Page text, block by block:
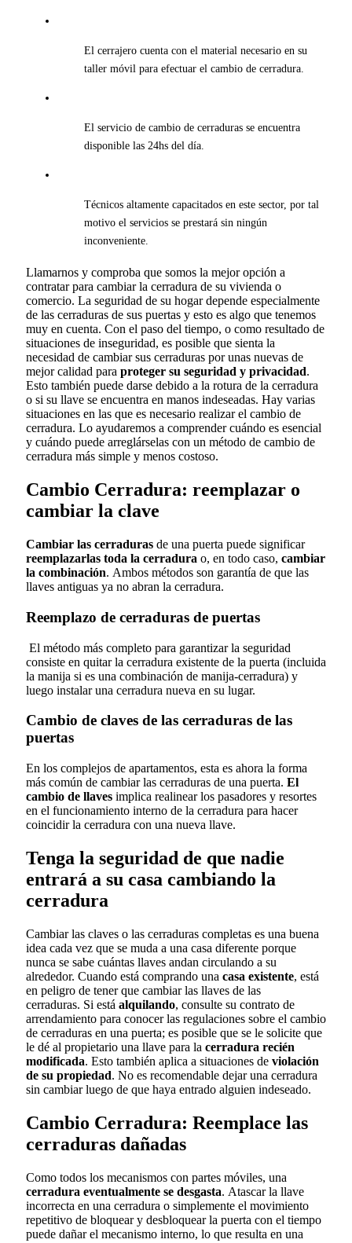
El cerrajero cuenta con el material necesario en su
taller móvil para efectuar el cambio de cerradura.
El servicio de cambio de cerraduras se encuentra
disponible las 24hs del día.
Técnicos altamente capacitados en este sector, por tal
motivo el servicios se prestará sin ningún
inconveniente.
Llamarnos y comproba que somos la mejor opción a
contratar para cambiar la cerradura de su vivienda o
comercio. La seguridad de su hogar depende especialmente
de las cerraduras de sus puertas y esto es algo que tenemos
muy en cuenta. Con el paso del tiempo, o como resultado de
situaciones de inseguridad, es posible que sienta la
necesidad de cambiar sus cerraduras por unas nuevas de
mejor calidad para proteger su seguridad y privacidad.
Esto también puede darse debido a la rotura de la cerradura
o si su llave se encuentra en manos indeseadas. Hay varias
situaciones en las que es necesario realizar el cambio de
cerradura. Lo ayudaremos a comprender cuándo es esencial
y cuándo puede arreglárselas con un método de cambio de
cerradura más simple y menos costoso.
Cambio Cerradura: reemplazar o
cambiar la clave
Cambiar las cerraduras de una puerta puede significar
reemplazarlas toda la cerradura o, en todo caso, cambiar
la combinación. Ambos métodos son garantía de que las
llaves antiguas ya no abran la cerradura.
Reemplazo de cerraduras de puertas
El método más completo para garantizar la seguridad
consiste en quitar la cerradura existente de la puerta (incluida
la manija si es una combinación de manija-cerradura) y
luego instalar una cerradura nueva en su lugar.
Cambio de claves de las cerraduras de las
puertas
En los complejos de apartamentos, esta es ahora la forma
más común de cambiar las cerraduras de una puerta. El
cambio de llaves implica realinear los pasadores y resortes
en el funcionamiento interno de la cerradura para hacer
coincidir la cerradura con una nueva llave.
Tenga la seguridad de que nadie
entrará a su casa cambiando la
cerradura
Cambiar las claves o las cerraduras completas es una buena
idea cada vez que se muda a una casa diferente porque
nunca se sabe cuántas llaves andan circulando a su
alrededor. Cuando está comprando una casa existente, está
en peligro de tener que cambiar las llaves de las
cerraduras. Si está alquilando, consulte su contrato de
arrendamiento para conocer las regulaciones sobre el cambio
de cerraduras en una puerta; es posible que se le solicite que
le dé al propietario una llave para la cerradura recién
modificada. Esto también aplica a situaciones de violación
de su propiedad. No es recomendable dejar una cerradura
sin cambiar luego de que haya entrado alguien indeseado.
Cambio Cerradura: Reemplace las
cerraduras dañadas
Como todos los mecanismos con partes móviles, una
cerradura eventualmente se desgasta. Atascar la llave
incorrecta en una cerradura o simplemente el movimiento
repetitivo de bloquear y desbloquear la puerta con el tiempo
puede dañar el mecanismo interno, lo que resulta en una